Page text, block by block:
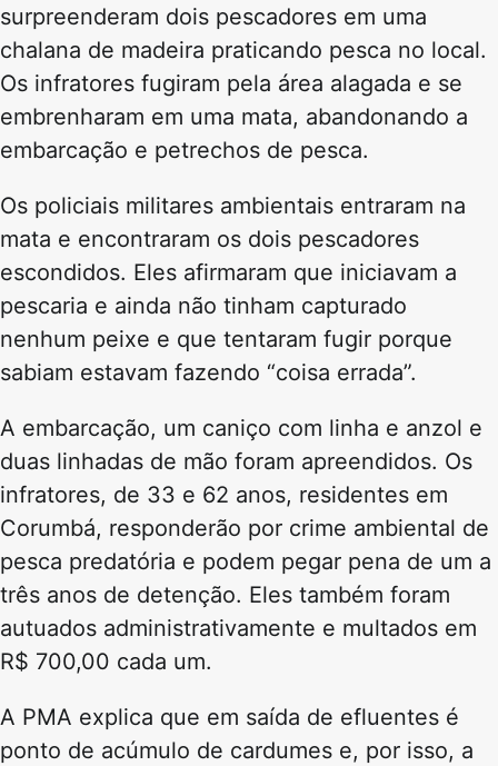
surpreenderam dois pescadores em uma
chalana de madeira praticando pesca no local.
Os infratores fugiram pela área alagada e se
embrenharam em uma mata, abandonando a
embarcação e petrechos de pesca.
Os policiais militares ambientais entraram na
mata e encontraram os dois pescadores
escondidos. Eles afirmaram que iniciavam a
pescaria e ainda não tinham capturado
nenhum peixe e que tentaram fugir porque
sabiam estavam fazendo “coisa errada”.
A embarcação, um caniço com linha e anzol e
duas linhadas de mão foram apreendidos. Os
infratores, de 33 e 62 anos, residentes em
Corumbá, responderão por crime ambiental de
pesca predatória e podem pegar pena de um a
três anos de detenção. Eles também foram
autuados administrativamente e multados em
R$ 700,00 cada um.
A PMA explica que em saída de efluentes é
ponto de acúmulo de cardumes e, por isso, a